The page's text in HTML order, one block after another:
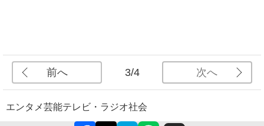
前へ 3/4 次へ
エンタメ芸能テレビ・ラジオ社会